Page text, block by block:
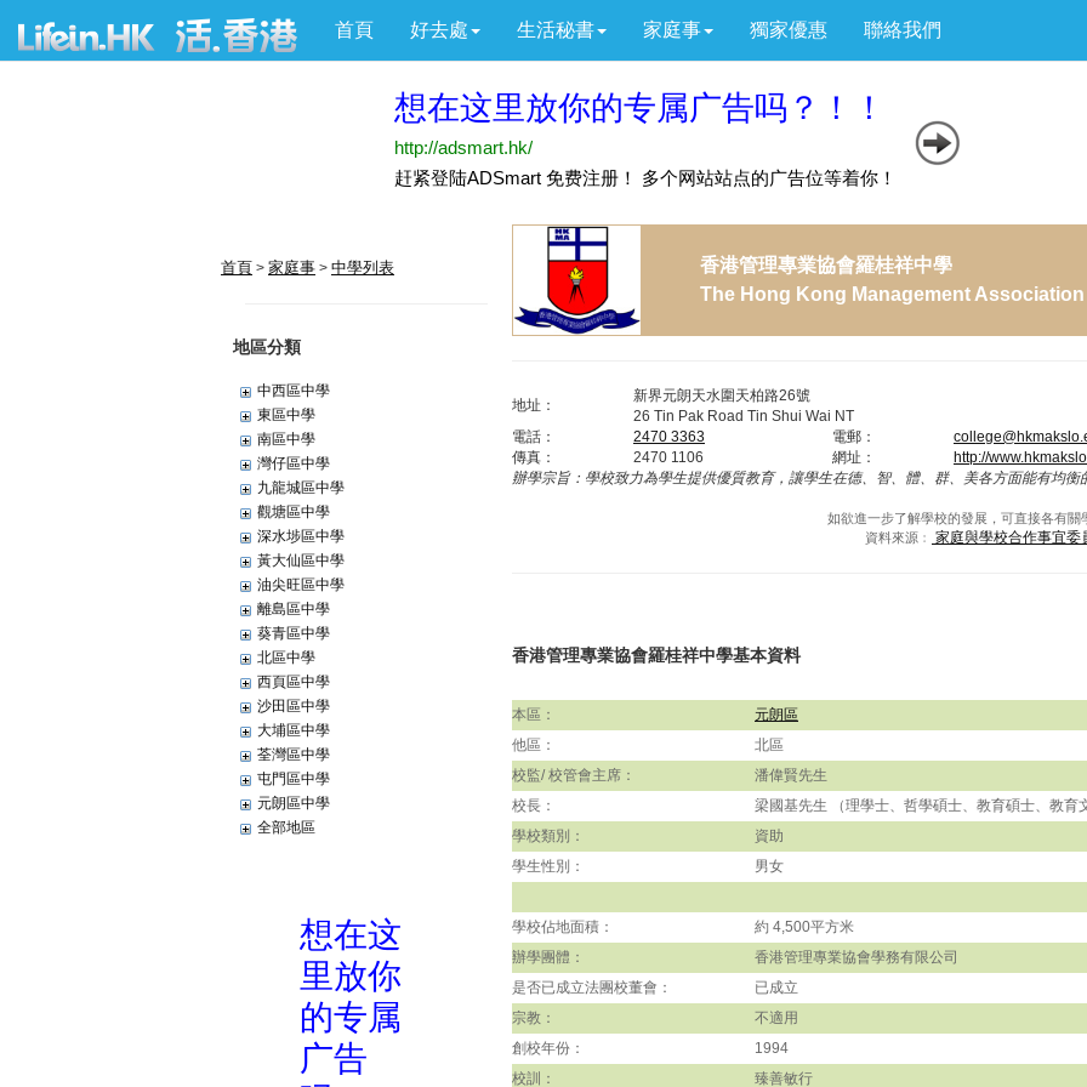
首頁 好去處 生活秘書 家庭事 獨家優惠 聯絡我們
首頁 > 家庭事 > 中學列表
地區分類
中西區中學
東區中學
南區中學
灣仔區中學
九龍城區中學
觀塘區中學
深水埗區中學
黃大仙區中學
油尖旺區中學
離島區中學
葵青區中學
北區中學
西頁區中學
沙田區中學
大埔區中學
荃灣區中學
屯門區中學
元朗區中學
全部地區
香港管理專業協會羅桂祥中學
The Hong Kong Management
地址：
新界元朗天水圍天柏路26號
26 Tin Pak Road Tin Shui Wai NT
電話：
2470 3363 電郵：
傳真：
2470 1106 網址：
http://
辦學宗旨： 學校致力為學生提供優質教育，讓學生在德、智、體、群、美各方面能有均
如欲進一步了解學校的發展，可直接各有關
資料來源﹕
家庭與學校合作事宜委
香港管理專業協會羅桂祥中學基本資料
本區：
元朗區
他區：
北區
校監/ 校管會主席：
潘偉賢先生
校長：
梁國基先生 （理學士、哲學碩士、教育碩士、教育
學校類別：
資助
學生性別：
男女
學校佔地面積：
約 4,500平方米
辦學團體：
香港管理專業協會學務有限公司
是否已成立法團校董會：
已成立
宗教：
不適用
創校年份：
1994
校訓：
臻善敏行